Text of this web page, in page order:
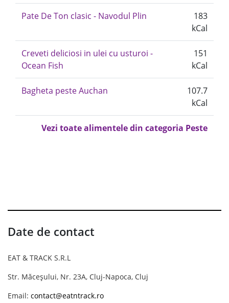
Pate De Ton clasic - Navodul Plin
183
kCal
Creveti deliciosi in ulei cu usturoi -
Ocean Fish
151
kCal
Bagheta peste Auchan
107.7
kCal
Vezi toate alimentele din categoria Peste
Date de contact
EAT & TRACK S.R.L
Str. Măceșului, Nr. 23A, Cluj-Napoca, Cluj
Email: contact@eatntrack.ro